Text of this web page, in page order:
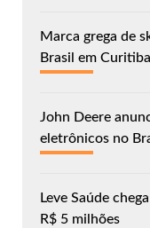
Marca grega de
Brasil em Curitiba
John Deere
eletrônicos no
Leve Saúde
R$ 5 milhões